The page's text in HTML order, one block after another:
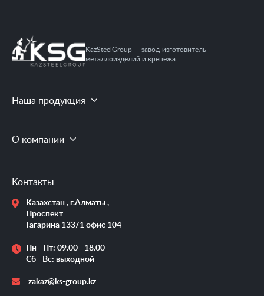
KazSteelGroup — завод-изготовитель
металлоизделий и крепежа
Наша продукция
О компании
Контакты
Казахстан , г.Алматы ,
Проспект
Гагарина 133/1 офис 104
Пн - Пт: 09.00 - 18.00
Сб - Вс: выходной
zakaz@ks-group.kz